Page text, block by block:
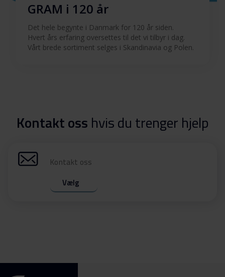
Hent alt (22)
GRAM i 120 år
Det hele begynte i Danmark for 120 år siden.
Hvert års erfaring oversettes til det vi tilbyr i dag.
Vårt brede sortiment selges i Skandinavia og Polen.
Kontakt oss hvis du trenger hjelp
Kontakt oss
Vælg